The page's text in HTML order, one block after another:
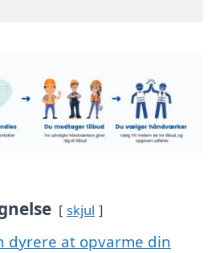
skjul
dyrere at opvarme din